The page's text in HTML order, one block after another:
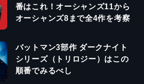
番はこれ！オーシャンズ11から
オーシャンズ8まで全4作を考察
バットマン3部作 ダークナイト
シリーズ（トリロジー）はこの
順番でみるべし